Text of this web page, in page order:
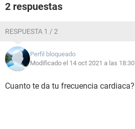
2 respuestas
RESPUESTA 1 / 2
Perfil bloqueado
Modificado el 14 oct 2021 a las 18:30
Cuanto te da tu frecuencia cardiaca?